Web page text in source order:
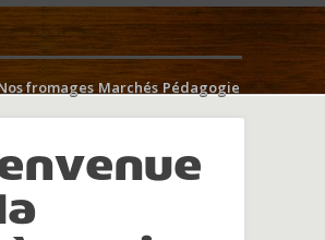
fromages Marchés Pédagogie